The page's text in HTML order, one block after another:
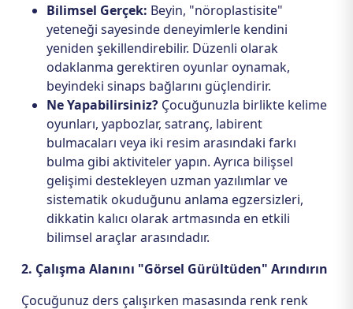
Bilimsel Gerçek: Beyin, "nöroplastisite"
yeteneği sayesinde deneyimlerle kendini
yeniden şekillendirebilir. Düzenli olarak
odaklanma gerektiren oyunlar oynamak,
beyindeki sinaps bağlarını güçlendirir.
Ne Yapabilirsiniz? Çocuğunuzla birlikte kelime
oyunları, yapbozlar, satranç, labirent
bulmacaları veya iki resim arasındaki farkı
bulma gibi aktiviteler yapın. Ayrıca bilişsel
gelişimi destekleyen uzman yazılımlar ve
sistematik okuduğunu anlama egzersizleri,
dikkatin kalıcı olarak artmasında en etkili
bilimsel araçlar arasındadır.
2. Çalışma Alanını "Görsel Gürültüden" Arındırın
Çocuğunuz ders çalışırken masasında renk renk